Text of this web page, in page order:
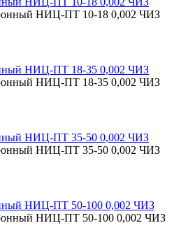
НИЦ-ПТ 18-35 0,002 ЧИЗ
НИЦ-ПТ 35-50 0,002 ЧИЗ
НИЦ-ПТ 50-100 0,002 ЧИЗ